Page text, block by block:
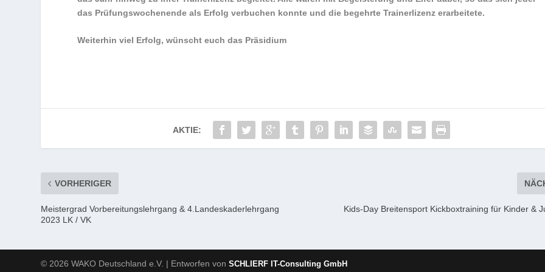
das Prüfungswochenende als Erfolg verbuchen konnte und die begehrte Trainerlizenz erarbeitete.
Weiterhin viel Erfolg, wünscht euch das Präsidium
AKTIE:
VORHERIGER
Meistergrad Vorbereitungslehrgang & 4.Landeskaderlehrgang
2023 LK / VK
Kids-Day Breitensport Kickboxtraining für Kinder &
© 2026 WAKO Deutschland e.V. | Entworfen vonSCHLIERF IT-Consulting GmbH